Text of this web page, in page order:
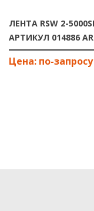
ЛЕНТА RSW 2-
АРТИКУЛ 014886